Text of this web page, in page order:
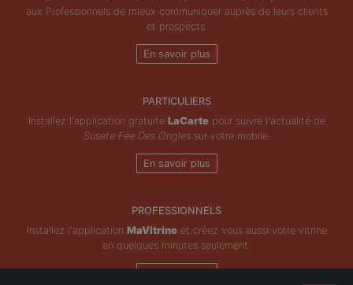
aux Professionnels de mieux communiquer auprès de leurs clients
et prospects.
En savoir plus
PARTICULIERS
Installez l'application gratuite LaCartepour suivre l'actualité de
Susete Fée Des Onglessur votre mobile.
En savoir plus
PROFESSIONNELS
Installez l'application MaVitrineet créez vous aussi votre vitrine
en quelques minutes seulement.
En savoir plus